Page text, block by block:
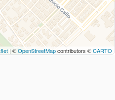
| ©OpenStreetMapcontributors ©CARTO